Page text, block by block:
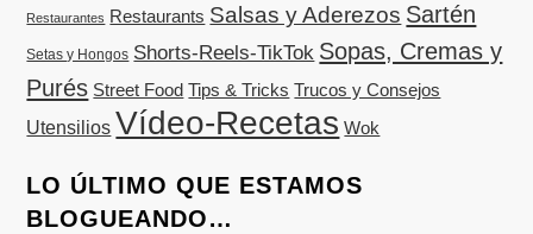
Restaurantes Restaurants Salsas y Aderezos Sartén
Setas y Hongos Shorts-Reels-TikTok Sopas, Cremas y
Purés Street Food Tips & Tricks Trucos y Consejos
Utensilios Vídeo-Recetas Wok
LO ÚLTIMO QUE ESTAMOS
BLOGUEANDO…